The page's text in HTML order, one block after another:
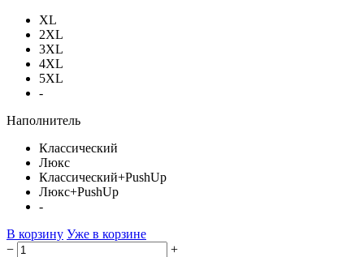
XL
2XL
3XL
4XL
5XL
-
Наполнитель
Классический
Люкс
Классический+PushUp
Люкс+PushUp
-
В корзину Уже в корзине
−
+